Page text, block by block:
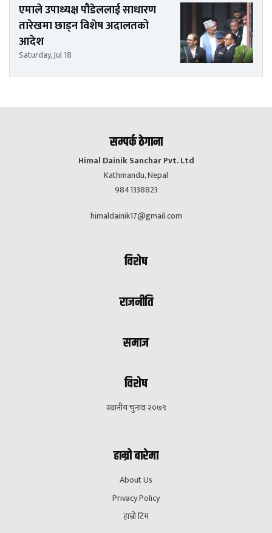
एमाले उपाध्यक्ष पौडेललाई साधारण
तारेखमा छाड्न विशेष अदालतको
आदेश
Saturday, Jul 18
सम्पर्क ठेगाना
Himal Dainik Sanchar Pvt. Ltd
Kathmandu, Nepal
9841338823
himaldainik17@gmail.com
विशेष
राजनीति
समाज
विशेष
स्थानीय चुनाव २०७९
हाम्रो बारेमा
About Us
Privacy Policy
हाम्रो टिम